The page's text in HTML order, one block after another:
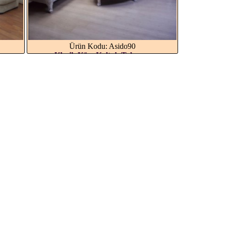
Ürün Kodu: Asido90
Klasik Köşe Koltuk Takımı...